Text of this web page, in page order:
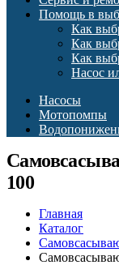
Помощь в
Как
Как
Как
Насос
Насосы
Мотопомпы
100
Главная
Каталог